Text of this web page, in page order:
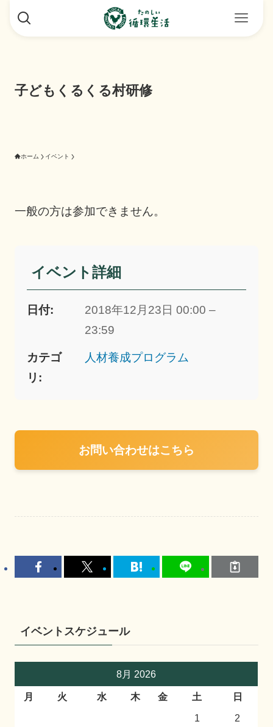
子どもくるくる村研修
ホーム イベント
一般の方は参加できません。
イベント詳細
日付:
2018年12月23日 00:00 –
23:59
カテゴ
リ:
人材養成プログラム
お問い合わせはこちら
イベントスケジュール
8月 2026
月 火 水 木 金 土
日
1
2